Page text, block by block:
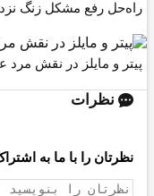
رفع مشکل زنگ نزدن
و مایلز در نقش مرد
نظرات
را با ما به اشتراک